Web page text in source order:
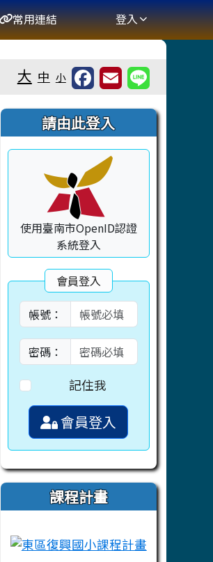
常用連結 登入
大 中 小
右邊區域內容
請由此登入
使用臺南市OpenID認證
系統登入
會員登入
帳號：
密碼：
記住我
會員登入
課程計畫
link to https://campus-
link to